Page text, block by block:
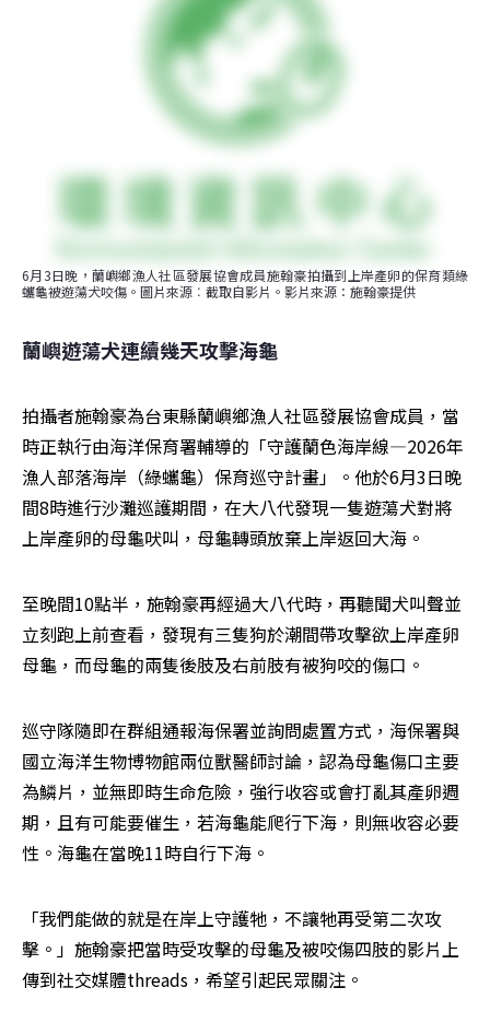
6月3日晚，蘭嶼鄉漁人社區發展協會成員施翰豪拍攝到上岸產卵的保育類綠
蠵龜被遊蕩犬咬傷。圖片來源︰截取自影片。影片來源：施翰豪提供
蘭嶼遊蕩犬連續幾天攻擊海龜
拍攝者施翰豪為台東縣蘭嶼鄉漁人社區發展協會成員，當
時正執行由海洋保育署輔導的「守護蘭色海岸線—2026年
漁人部落海岸（綠蠵龜）保育巡守計畫」。他於6月3日晚
間8時進行沙灘巡護期間，在大八代發現一隻遊蕩犬對將
上岸產卵的母龜吠叫，母龜轉頭放棄上岸返回大海。
至晚間10點半，施翰豪再經過大八代時，再聽聞犬叫聲並
立刻跑上前查看，發現有三隻狗於潮間帶攻擊欲上岸產卵
母龜，而母龜的兩隻後肢及右前肢有被狗咬的傷口。
巡守隊隨即在群組通報海保署並詢問處置方式，海保署與
國立海洋生物博物館兩位獸醫師討論，認為母龜傷口主要
為鱗片，並無即時生命危險，強行收容或會打亂其產卵週
期，且有可能要催生，若海龜能爬行下海，則無收容必要
性。海龜在當晚11時自行下海。
「我們能做的就是在岸上守護牠，不讓牠再受第二次攻
擊。」施翰豪把當時受攻擊的母龜及被咬傷四肢的影片上
傳到社交媒體threads，希望引起民眾關注。